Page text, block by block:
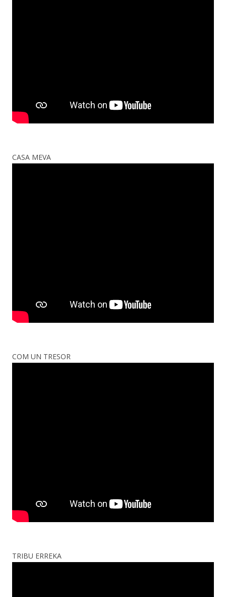
CASA MEVA
COM UN TRESOR
TRIBU ERREKA